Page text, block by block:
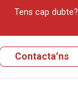
Tens cap dubte?
Contacta’ns